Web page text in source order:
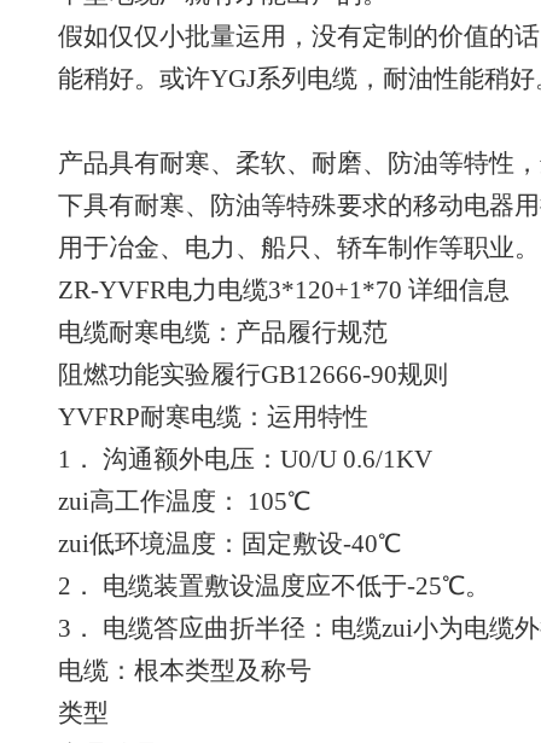
假如仅仅小批量运用，没有定制的价值的
能稍好。或许YGJ系列电缆，耐油性能稍好
产品具有耐寒、柔软、耐磨、防油等特性
下具有耐寒、防油等特殊要求的移动电器
用于冶金、电力、船只、轿车制作等职业。
ZR-YVFR电力电缆3*120+1*70 详细信息
电缆耐寒电缆：产品履行规范
阻燃功能实验履行GB12666-90规则
YVFRP耐寒电缆：运用特性
1． 沟通额外电压：U0/U 0.6/1KV
zui高工作温度： 105℃
zui低环境温度：固定敷设-40℃
2． 电缆装置敷设温度应不低于-25℃。
3． 电缆答应曲折半径：电缆zui小为电缆
电缆：根本类型及称号
类型